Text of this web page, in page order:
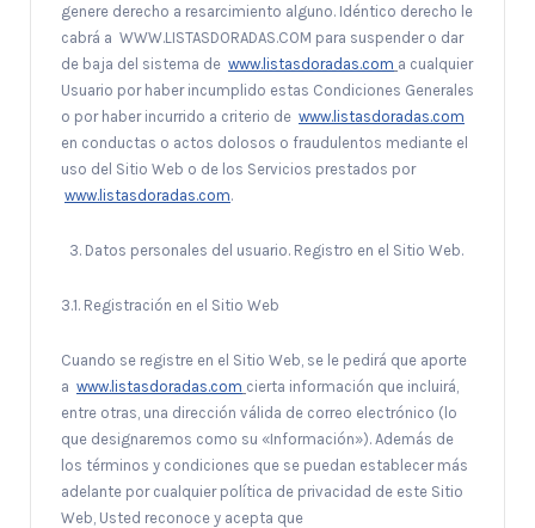
genere derecho a resarcimiento alguno. Idéntico derecho le
cabrá a WWW.LISTASDORADAS.COM para suspender o dar
de baja del sistema de www.listasdoradas.com a cualquier
Usuario por haber incumplido estas Condiciones Generales
o por haber incurrido a criterio de www.listasdoradas.com
en conductas o actos dolosos o fraudulentos mediante el
uso del Sitio Web o de los Servicios prestados por
www.listasdoradas.com.
Datos personales del usuario. Registro en el Sitio Web.
3.1. Registración en el Sitio Web
Cuando se registre en el Sitio Web, se le pedirá que aporte
a www.listasdoradas.com cierta información que incluirá,
entre otras, una dirección válida de correo electrónico (lo
que designaremos como su «Información»). Además de
los términos y condiciones que se puedan establecer más
adelante por cualquier política de privacidad de este Sitio
Web, Usted reconoce y acepta que